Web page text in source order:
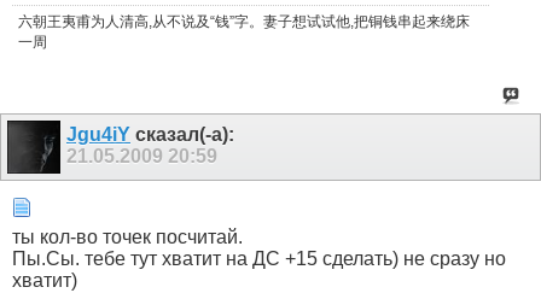
六朝王夷甫为人清高,从不说及“钱”字。妻子想试试他,把铜钱串起来绕床
一周
Jgu4iY сказал(-а):
21.05.2009 20:59
ты кол-во точек посчитай.
Пы.Сы. тебе тут хватит на ДС +15 сделать) не сразу но
хватит)